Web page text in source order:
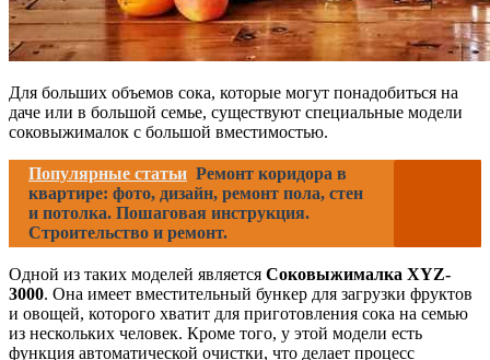
Для больших объемов сока, которые могут понадобиться на
даче или в большой семье, существуют специальные модели
соковыжималок с большой вместимостью.
Популярные статьи Ремонт коридора в
квартире: фото, дизайн, ремонт пола, стен
и потолка. Пошаговая инструкция.
Строительство и ремонт.
Одной из таких моделей является Соковыжималка XYZ-
3000. Она имеет вместительный бункер для загрузки фруктов
и овощей, которого хватит для приготовления сока на семью
из нескольких человек. Кроме того, у этой модели есть
функция автоматической очистки, что делает процесс